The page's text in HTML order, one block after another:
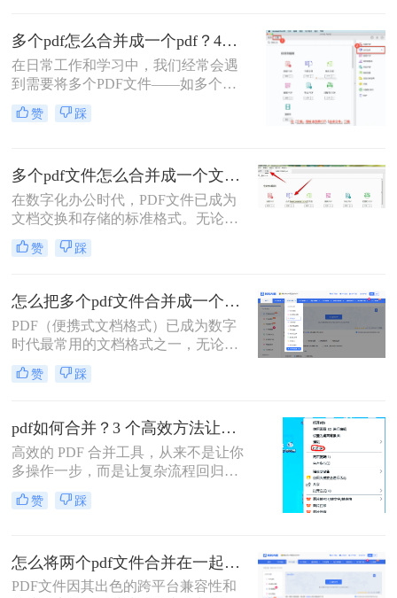
紧急求助。
多个pdf怎么合并成一个pdf？4种合并pdf方法详解！
在日常工作和学习中，我们经常会遇
到需要将多个PDF文件——如多个章
节的电子书、一系列扫描件、不同来
源的报告或发票——整合为一个单一
然而，面对这一看似简单的任务，许
多用户却不知从何下手，或者使用的
工具不够高效、安全。
赞 踩
多个pdf文件怎么合并成一个文件？从新手到高手的完整指南！
在数字化办公时代，PDF文件已成为
文档交换和存储的标准格式。无论是
学术研究、工作报告还是法律文件，
我们经常需要将多个PDF文件整合为
对这一需求时常常感到困惑。那么多
个pdf文件怎么合并成一个文件呢？本
文将详细介绍七种常用且高效的PDF
合并方法，涵盖不同平台、使用场景
和技术水平，助您轻松应对各种PDF
处理需求。
赞 踩
怎么把多个pdf文件合并成一个？全面指南与详细方法解析！
PDF（便携式文档格式）已成为数字
时代最常用的文档格式之一，无论是
学术论文、商务报告、电子书还是官
方文件，PDF都能保持原始格式在不
作和学习中，我们常常需要将多个
PDF文件合并成一个，以方便管理、
分享或打印。那么怎么把多个pdf文件
合并成一个呢？本文将全面解析多种
PDF合并方法，帮助您根据具体需求
选择最合适的解决方案。
赞 踩
pdf如何合并？3 个高效方法让办公效率翻倍！
高效的 PDF 合并工具，从来不是让你
多操作一步，而是让复杂流程回归简
单本质。职场中，谁没遇到过需要将
多个 PDF 文件合并的场景？项目报告
整合为完整文档。
赞 踩
怎么将两个pdf文件合并在一起？五大方法全面解析！
PDF文件因其出色的跨平台兼容性和